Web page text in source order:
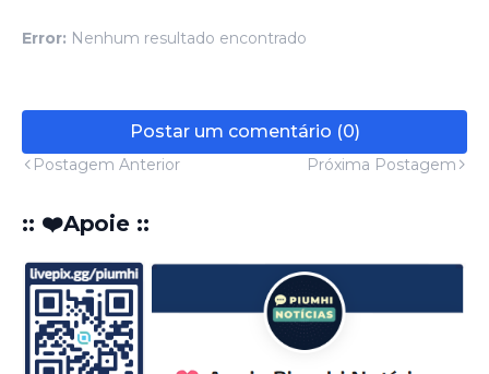
Error: Nenhum resultado encontrado
Postar um comentário (0)
Postagem Anterior Próxima Postagem
:: ❤️Apoie ::